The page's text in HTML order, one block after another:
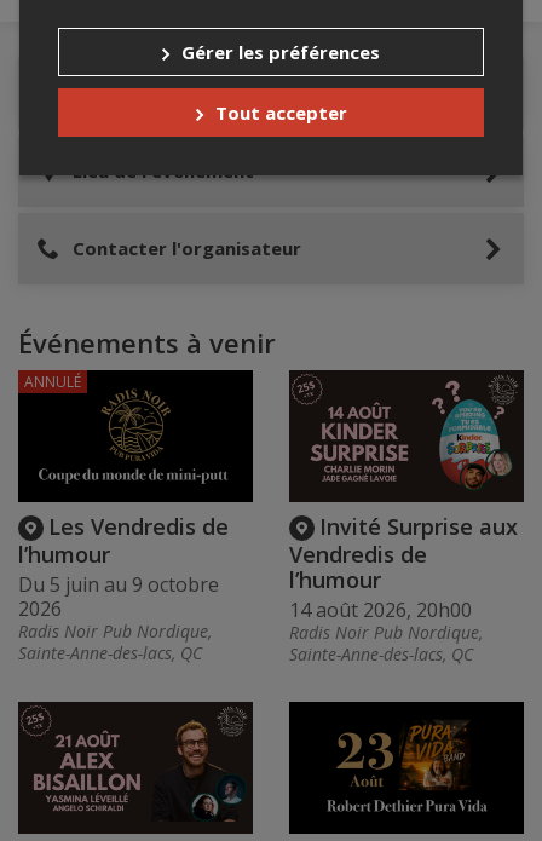
Détails de l'événement
Lieu de l'événement
Contacter l'organisateur
Événements à venir
Les Vendredis de
l’humour
Du 5 juin au 9 octobre
2026
Radis Noir Pub Nordique,
Sainte-Anne-des-lacs, QC
ANNULÉ
Invité Surprise aux
Vendredis de
l’humour
14 août 2026, 20h00
Radis Noir Pub Nordique,
Sainte-Anne-des-lacs, QC
Gérer les préférences
Tout accepter